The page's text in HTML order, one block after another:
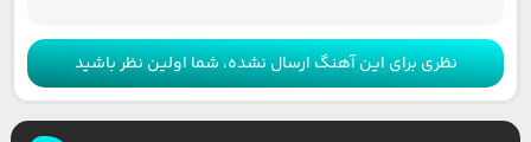
نظری برای این آهنگ ارسال نشده، شما اولین نظر باشید